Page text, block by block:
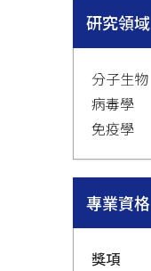
研究領域
分子生物
病毒學
免疫學
專業資格
獎項